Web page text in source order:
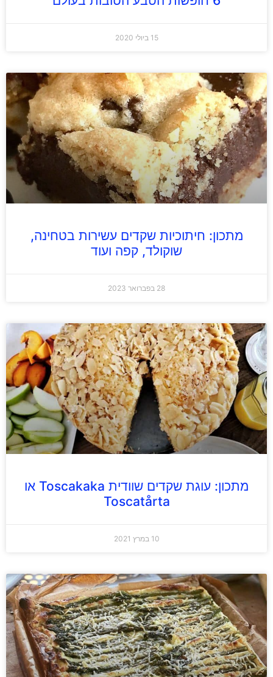
15 ביולי 2020
מתכון: חיתוכיות שקדים עשירות בטחינה,
שוקולד, קפה ועוד
28 בפברואר 2023
מתכון: עוגת שקדים שוודית Toscakaka או
Toscatårta
10 במרץ 2021